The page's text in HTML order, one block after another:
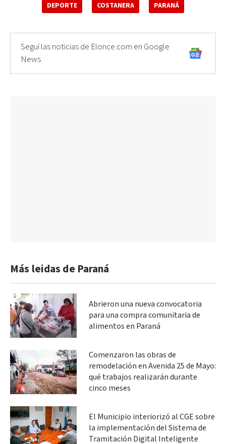
DEPORTE COSTANERA PARANÁ
Seguí las noticias de Elonce.com en Google
News
Más leidas de Paraná
Abrieron una nueva convocatoria
para una compra comunitaria de
alimentos en Paraná
Comenzaron las obras de
remodelación en Avenida 25 de Mayo:
qué trabajos realizarán durante
cinco meses
El Municipio interiorizó al CGE sobre
la implementación del Sistema de
Tramitación Digital Inteligente